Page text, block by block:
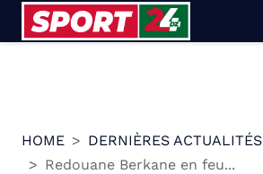
HOME
DERNIÈRES ACTUALITÉS
Redouane Berkane en feu...